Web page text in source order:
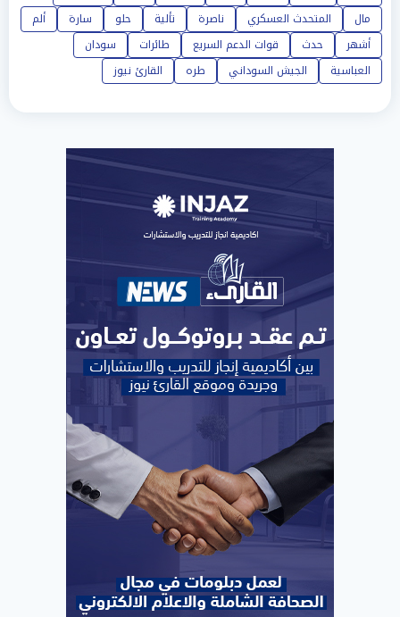
مال
المتحدث العسكري ناصرة تألية حلو سارة
ألم
أشهر
حدث قوات الدعم السريع طائرات
سودان
العباسية
الجيش السوداني طره القارئ نيوز